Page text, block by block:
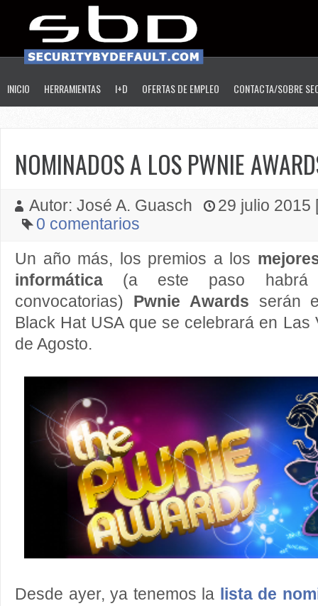
INICIO HERRAMIENTAS I+D OFERTAS DE EMPLEO CONTACTA/SOBRE
NOMINADOS A LOS PWNIE
Autor: José A. Guasch
29 julio 2015
0 comentarios
Un año más, los premios a los
informática (a este paso habrá
convocatorias) Pwnie Awards serán
Black Hat USA que se celebrará en
de Agosto.
Desde ayer, ya tenemos la lista de